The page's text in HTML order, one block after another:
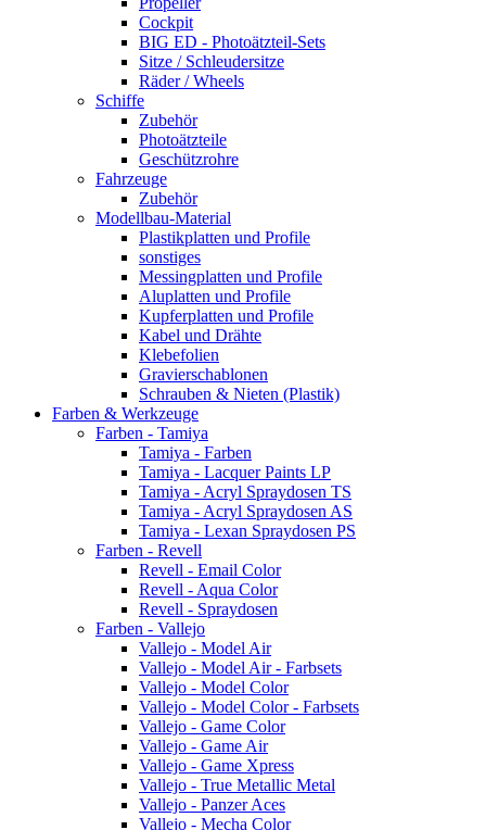
Cockpit
BIG ED - Photoätzteil-Sets
Sitze / Schleudersitze
Räder / Wheels
Schiffe
Zubehör
Photoätzteile
Geschützrohre
Fahrzeuge
Zubehör
Modellbau-Material
Plastikplatten und Profile
sonstiges
Messingplatten und Profile
Aluplatten und Profile
Kupferplatten und Profile
Kabel und Drähte
Klebefolien
Gravierschablonen
Schrauben & Nieten (Plastik)
Farben & Werkzeuge
Farben - Tamiya
Tamiya - Farben
Tamiya - Lacquer Paints LP
Tamiya - Acryl Spraydosen TS
Tamiya - Acryl Spraydosen AS
Tamiya - Lexan Spraydosen PS
Farben - Revell
Revell - Email Color
Revell - Aqua Color
Revell - Spraydosen
Farben - Vallejo
Vallejo - Model Air
Vallejo - Model Air - Farbsets
Vallejo - Model Color
Vallejo - Model Color - Farbsets
Vallejo - Game Color
Vallejo - Game Air
Vallejo - Game Xpress
Vallejo - True Metallic Metal
Vallejo - Panzer Aces
Vallejo - Mecha Color